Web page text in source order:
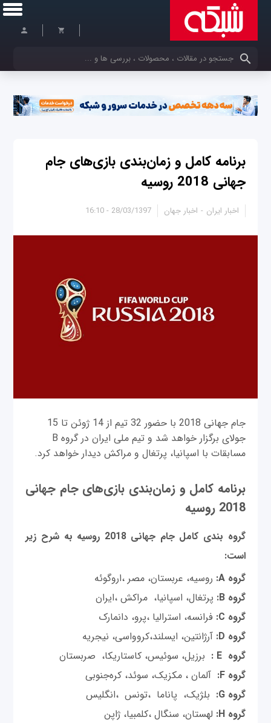
کلمات کلیدی خود را وارد کنید
برنامه کامل و زمان‌بندی بازی‌های جام
جهانی 2018 روسیه
28/03/1397 - 16:10 اخبار ایران اخبار جهان
جام جهانی 2018 با حضور 32 تیم از 14 ژوئن تا 15
جولای برگزار خواهد شد و تیم ملی ایران در گروه B
مسابقات با اسپانیا، پرتغال و مراکش دیدار خواهد کرد.
برنامه کامل و زمان‌بندی بازی‌های جام جهانی
2018 روسیه
گروه بندی کامل جام جهانی 2018 روسیه به شرح زیر
است:
گروه A:
روسیه، عربستان، مصر ،اروگوئه
گروه B:
پرتغال، اسپانیا، مراکش ،ایران
گروه
فرانسه، استرالیا ،پرو، دانمارک
گروه
آرژانتین، ایسلند،کروواسی، نیجریه
گروه E :
برزیل، سوئیس، کاستاریکا، صربستان
گروه F:
آلمان ، مکزیک، سوئد، کره‌جنوبی
گروه G:
بلژیک، پاناما ،تونس ،انگلیس
گروه H: لهستان، سنگال ،کلمبیا، ژاپن